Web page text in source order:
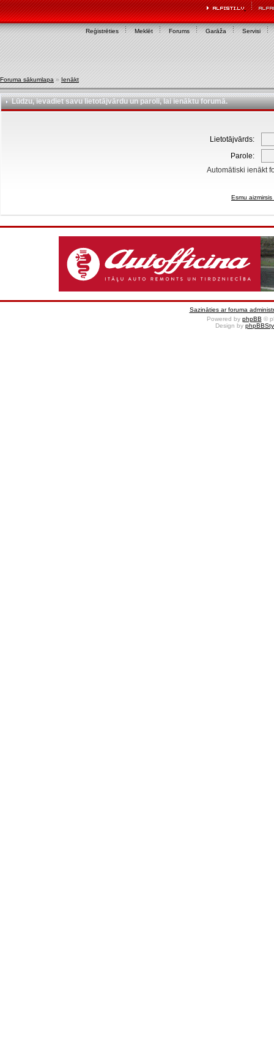
Reģistrēties Meklēt Forums Garāža Servisi
Foruma sākumlapa » Ienākt
Lūdzu, ievadiet savu lietotājvārdu un paroli, lai ienāktu forumā.
Lietotājvārds:
Parole:
Automātiski ienākt
Esmu
Sazināties ar foruma
Powered by phpBB ©
Design by